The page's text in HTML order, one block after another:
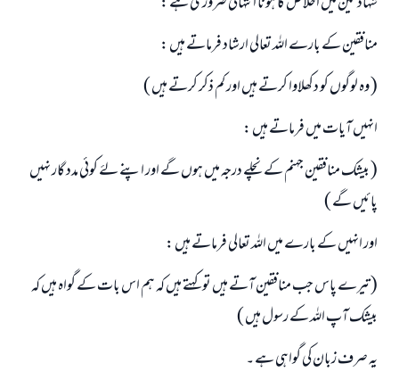
منافقین کے بارے اللہ تعالی ارشاد فرماتے ہیں :
( وہ لوگوں کو دکھلاوا کرتے ہیں اور کم ذکر کرتے ہیں )
انہیں آیات میں فرماتے ہیں :
( بیشک منافقین جہنم کے نچلے درجہ میں ہوں گے اور اپنے لۓ کوئی مدد گار نہیں
پائیں گے )
اور انہیں کے بارے میں اللہ تعالی فرماتے ہیں :
( تیرے پاس جب منافقین آتے ہیں تو کہتے ہیں کہ ہم اس بات کے گواہ ہیں کہ
بیشک آپ اللہ کے رسول ہیں )
یہ صرف زبان کی گواہی ہے ۔